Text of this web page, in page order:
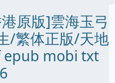
原版]雲海玉弓
/繁体正版/天地
epub mobi txt